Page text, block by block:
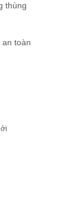
thùng
toàn